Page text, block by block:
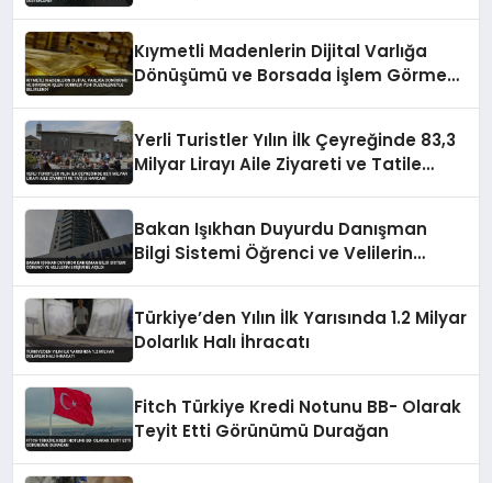
Kıymetli Madenlerin Dijital Varlığa
Dönüşümü ve Borsada İşlem Görmesi
Yerli Turistler Yılın İlk Çeyreğinde 83,3
Milyar Lirayı Aile Ziyareti ve Tatile
Bakan Işıkhan Duyurdu Danışman
Bilgi Sistemi Öğrenci ve Velilerin
Türkiye’den Yılın İlk Yarısında 1.2 Milyar
Dolarlık Halı İhracatı
Fitch Türkiye Kredi Notunu BB- Olarak
Teyit Etti Görünümü Durağan